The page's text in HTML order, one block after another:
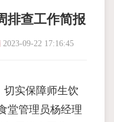
排查工作简报
2023-09-22 17:16:45
切实保障师生饮
堂管理员杨经理